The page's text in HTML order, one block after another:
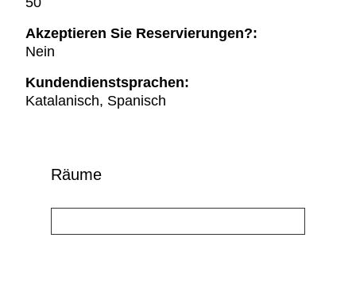
Akzeptieren Sie Reservierungen?:
Nein
Kundendienstsprachen:
Katalanisch, Spanisch
Räume